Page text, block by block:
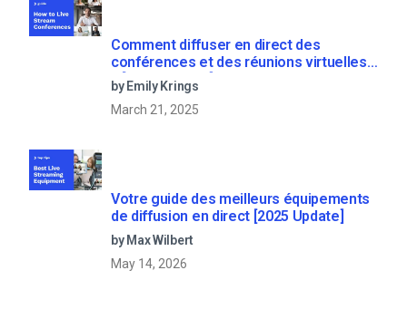
Comment diffuser en direct des
conférences et des réunions virtuelles
? [2021 Update]
by Emily Krings
March 21, 2025
Votre guide des meilleurs équipements
de diffusion en direct [2025 Update]
by Max Wilbert
May 14, 2026